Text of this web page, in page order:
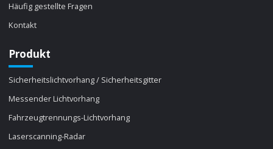
Häufig gestellte Fragen
Kontakt
Produkt
Sicherheitslichtvorhang / Sicherheitsgitter
Messender Lichtvorhang
Fahrzeugtrennungs-Lichtvorhang
Laserscanning-Radar